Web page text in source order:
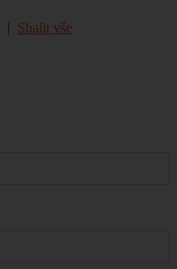
| Sbalit vše